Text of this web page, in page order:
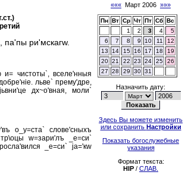
, па'пы ри'мскагw.
и= чистоты`, вселе'нныя
льве` прему'дре,
дх~о'вная, моли`
о_у=ста` слове'сныхъ
w=зари'лъ _е=си`
_е=си` jа='кw
««« Март 2006 »»»
Пн Вт Ср Чт Пт Сб Вс
1
2 3 4
5
6
7 8 9 10 11
12
13
14 15 16 17 18
19
20 21 22 23 24 25
26
27
28 29 30 31
Назначить дату:
Здесь Вы можете изменить
или сохранить Настройки
Показать богослужебные
указания
Формат текста:
HIP / СЛАВ.